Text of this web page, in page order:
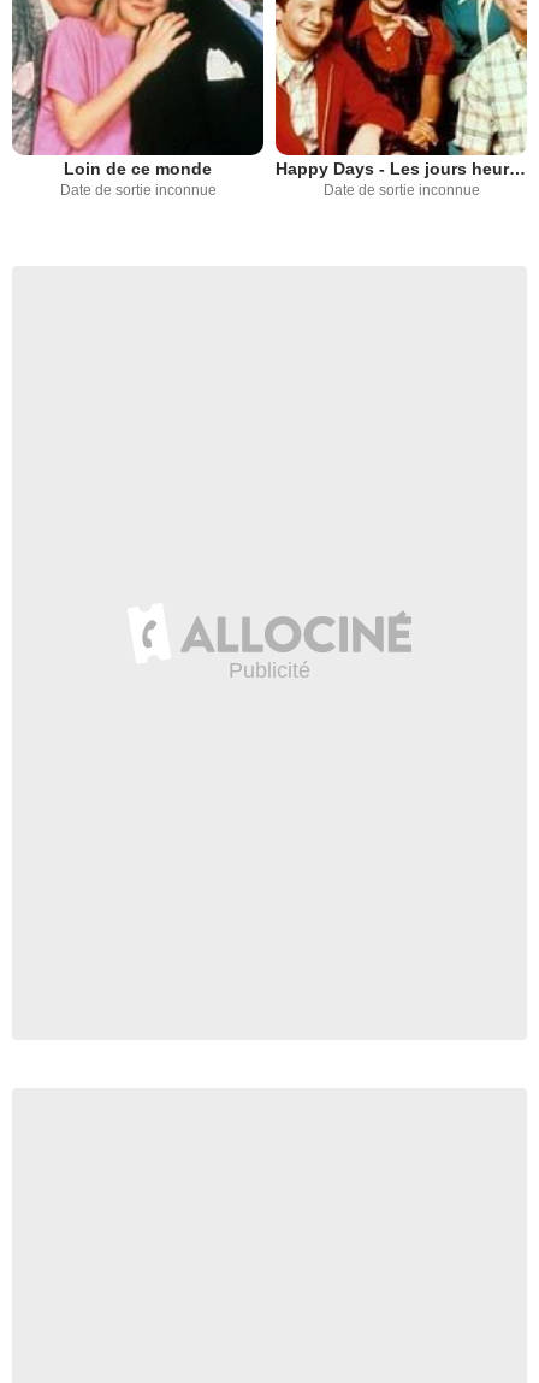
Loin de ce monde
Date de sortie inconnue
Happy Days - Les jours heureux
Date de sortie inconnue